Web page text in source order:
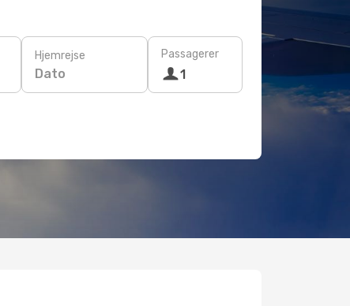
Hjemrejse
Dato
Passagerer
1